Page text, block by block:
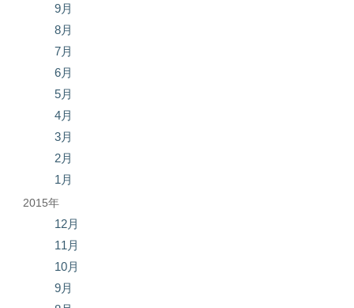
9月
8月
7月
6月
5月
4月
3月
2月
1月
2015年
12月
11月
10月
9月